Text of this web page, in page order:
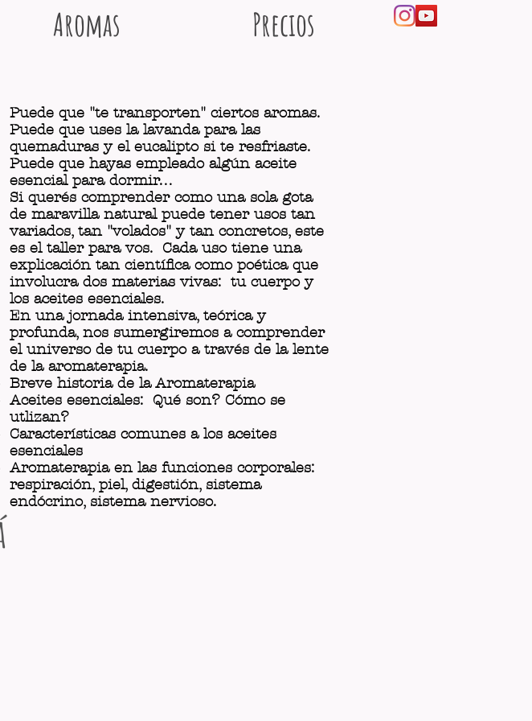
Precios
Aromas
Puede que "te transporten" ciertos aromas.
Puede que uses la lavanda para las
quemaduras y el eucalipto si te resfriaste.
Puede que hayas empleado algún aceite
esencial para dormir…
Si querés comprender como una sola gota
de maravilla natural puede tener usos tan
variados, tan "volados" y tan concretos, este
es el taller para vos. Cada uso tiene una
explicación tan científica como poética que
involucra dos materias vivas: tu cuerpo y
los aceites esenciales.
En una jornada intensiva, teórica y
profunda, nos sumergiremos a comprender
el universo de tu cuerpo a través de la lente
de la aromaterapia.
Breve historia de la Aromaterapia
Aceites esenciales: Qué son? Cómo se
utlizan?
Características comunes a los aceites
esenciales
Aromaterapia en las funciones corporales:
respiración, piel, digestión, sistema
endócrino, sistema nervioso.